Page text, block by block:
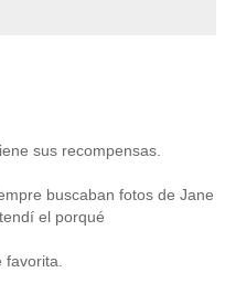
sus recompensas.
buscaban fotos de Jane
el porqué